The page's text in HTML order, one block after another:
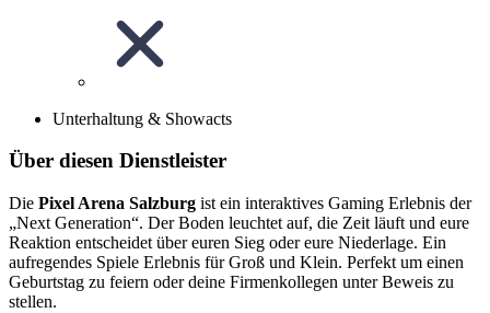
Unterhaltung & Showacts
Über diesen Dienstleister
Die Pixel Arena Salzburg ist ein interaktives Gaming Erlebnis der
„Next Generation“. Der Boden leuchtet auf, die Zeit läuft und eure
Reaktion entscheidet über euren Sieg oder eure Niederlage. Ein
aufregendes Spiele Erlebnis für Groß und Klein. Perfekt um einen
Geburtstag zu feiern oder deine Firmenkollegen unter Beweis zu
stellen.